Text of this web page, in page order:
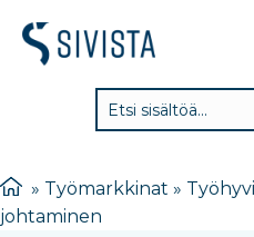
» Työmarkkinat »
johtaminen